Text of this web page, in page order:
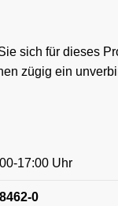
sich für dieses
zügig ein
17:00 Uhr
0